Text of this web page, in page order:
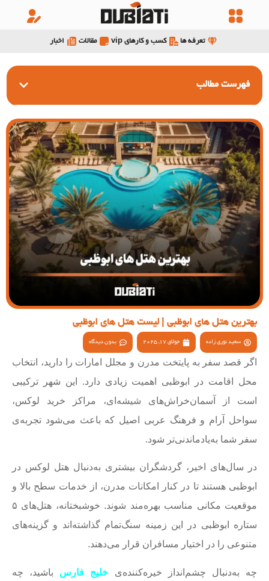
تعرفه ها کسب و کارهای vip مقالات اخبار
بهترین هتل های ابوظبی | لیست هتل های ابوظبی
سعید نوری زاده جولای 17, 2025 بدون دیدگاه
اگر قصد سفر به پایتخت مدرن و مجلل امارات را دارید، انتخاب
محل اقامت در ابوظبی اهمیت زیادی دارد. این شهر ترکیبی
است از آسمان‌خراش‌های شیشه‌ای، مراکز خرید لوکس،
سواحل آرام و فرهنگ عربی اصیل که باعث می‌شود تجربه‌ی
سفر شما به‌یادماندنی‌تر شود.
در سال‌های اخیر، گردشگران بیشتری به‌دنبال هتل لوکس در
ابوظبی هستند تا در کنار امکانات مدرن، از خدمات سطح بالا و
موقعیت مکانی مناسب بهره‌مند شوند. خوشبختانه، هتل‌های ۵
ستاره ابوظبی در این زمینه سنگ‌تمام گذاشته‌اند و گزینه‌های
متنوعی را در اختیار مسافران قرار می‌دهند.
چه به‌دنبال چشم‌انداز خیره‌کننده‌ی خلیج فارس باشید، چه
فهرست مطالب